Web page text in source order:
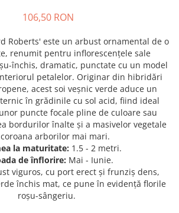
Fructe
106,50 RON
Roberts' este un arbust ornamental de o
renumit pentru inflorescențele sale
închis, dramatic, punctate cu un model
petalelor. Originar din hibridări
acest soi veșnic verde aduce un
în grădinile cu sol acid, fiind ideal
puncte focale pline de culoare sau
bordurilor înalte și a masivelor vegetale
arborilor mai mari.
la maturitate: 1.5 - 2 metri.
de înflorire: Mai - Iunie.
viguros, cu port erect și frunziș dens,
închis mat, ce pune în evidență florile
roșu-sângeriu.